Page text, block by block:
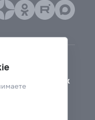
слабовидящих